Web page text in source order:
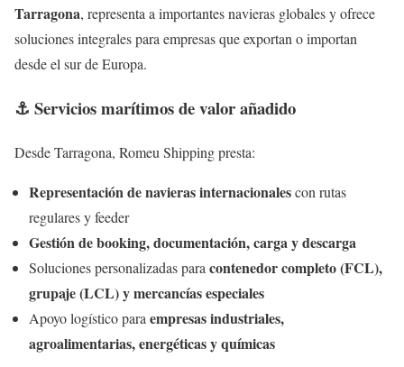
Tarragona, representa a importantes navieras globales y ofrece
soluciones integrales para empresas que exportan o importan
desde el sur de Europa.
⚓ Servicios marítimos de valor añadido
Desde Tarragona, Romeu Shipping presta:
Representación de navieras internacionalescon rutas
regulares y feeder
Gestión de booking, documentación, carga y descarga
Soluciones personalizadas para contenedor completo (FCL),
grupaje (LCL) y mercancías especiales
Apoyo logístico para empresas industriales,
agroalimentarias, energéticas y químicas